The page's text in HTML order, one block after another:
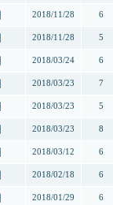
2018/11/28 6
2018/11/28 5
2018/03/24 6
2018/03/23 7
2018/03/23 5
2018/03/23 8
2018/03/12 6
2018/02/18 6
2018/01/29 6